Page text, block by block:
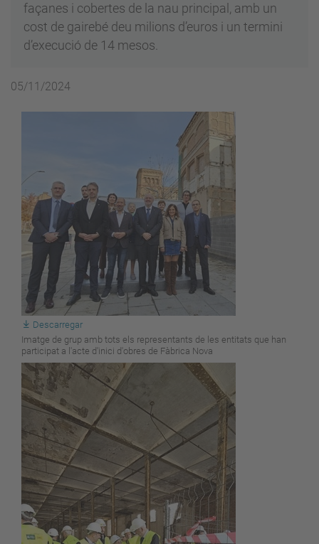
façanes i cobertes de la nau principal, amb un
cost de gairebé deu milions d’euros i un termini
d’execució de 14 mesos.
05/11/2024
Descarregar
Imatge de grup amb tots els representants de les entitats que han
participat a l'acte d'inici d'obres de Fàbrica Nova